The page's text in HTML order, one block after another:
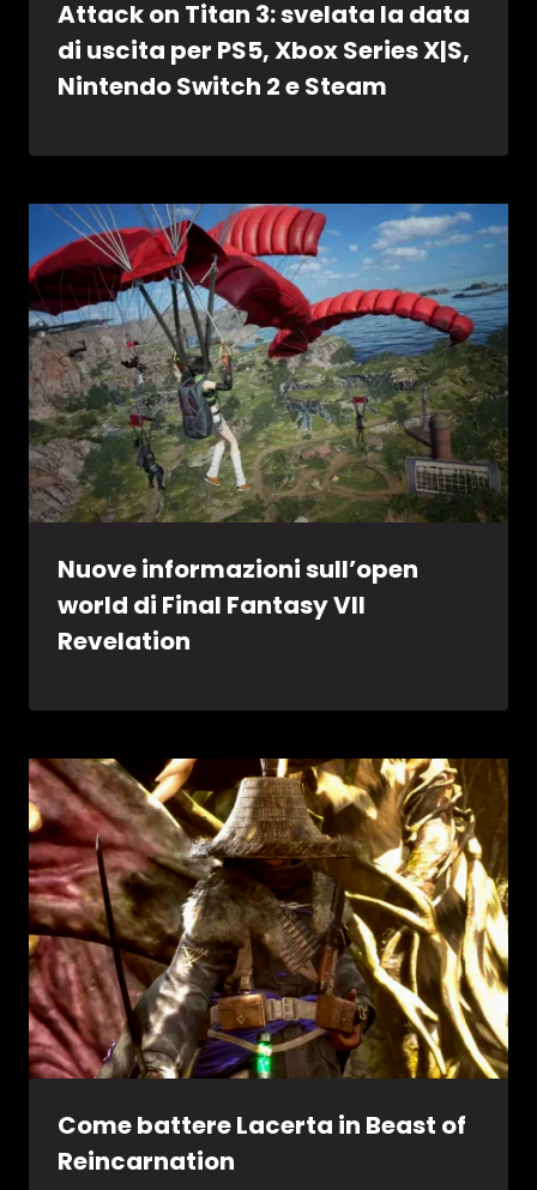
Attack on Titan 3: svelata la data
di uscita per PS5, Xbox Series X|S,
Nintendo Switch 2 e Steam
Nuove informazioni sull’open
world di Final Fantasy VII
Revelation
Come battere Lacerta in Beast of
Reincarnation